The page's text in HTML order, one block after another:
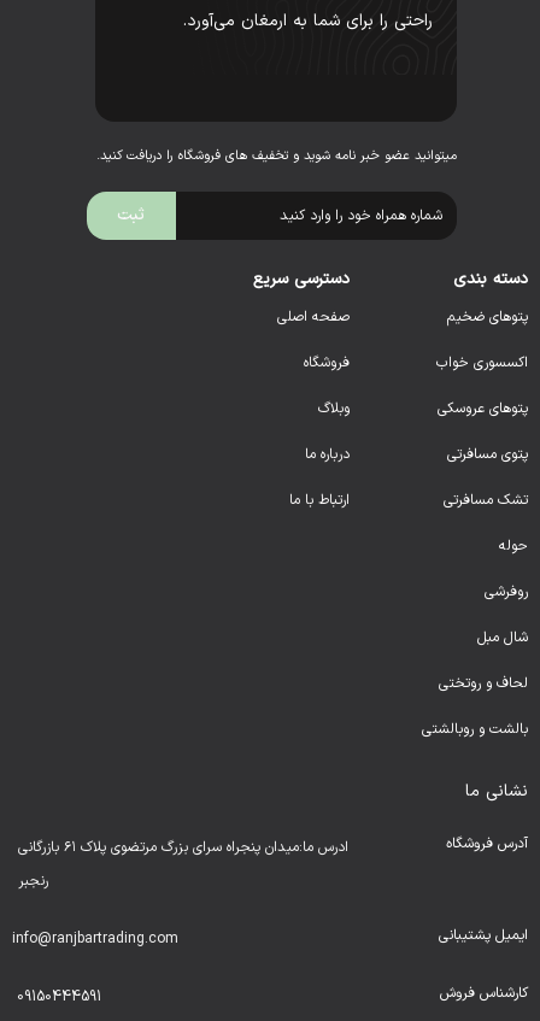
راحتی را برای شما به ارمغان می‌آورد.
میتوانید عضو خبر نامه شوید و تخفیف های فروشگاه را دریافت کنید.
دسته بندی
پتوهای ضخیم
اکسسوری خواب
پتوهای عروسکی
پتوی مسافرتی
تشک مسافرتی
حوله
روفرشی
شال مبل
لحاف و روتختی
بالشت و روبالشتی
دسترسی سریع
صفحه اصلی
فروشگاه
وبلاگ
درباره ما
ارتباط با ما
نشانی ما
آدرس فروشگاه
ادرس ما:میدان پنجراه سرای بزرگ مرتضوی پلاک ۶۱ بازرگانی
رنجبر
ایمیل پشتیبانی info@ranjbartrading.com
کارشناس فروش 09150444591